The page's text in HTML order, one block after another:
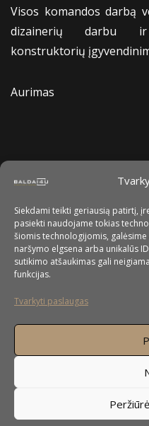
Siekdami teikti geriausią patirtį,
pasiekti naudojame tokias
šiomis technologijomis,
naršymo elgsena arba unikalūs
sutikimo atšaukimas gali
funkcijas.
Tvarkyti paslaugas
Visos komandos darbą
dizainerių darbu ir
konstruktorių
Aurimas